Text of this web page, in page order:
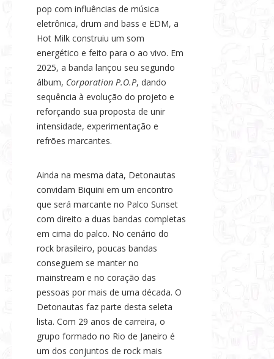
pop com influências de música
eletrônica, drum and bass e EDM, a
Hot Milk construiu um som
energético e feito para o ao vivo. Em
2025, a banda lançou seu segundo
álbum, Corporation P.O.P, dando
sequência à evolução do projeto e
reforçando sua proposta de unir
intensidade, experimentação e
refrões marcantes.
Ainda na mesma data, Detonautas
convidam Biquini em um encontro
que será marcante no Palco Sunset
com direito a duas bandas completas
em cima do palco. No cenário do
rock brasileiro, poucas bandas
conseguem se manter no
mainstream e no coração das
pessoas por mais de uma década. O
Detonautas faz parte desta seleta
lista. Com 29 anos de carreira, o
grupo formado no Rio de Janeiro é
um dos conjuntos de rock mais